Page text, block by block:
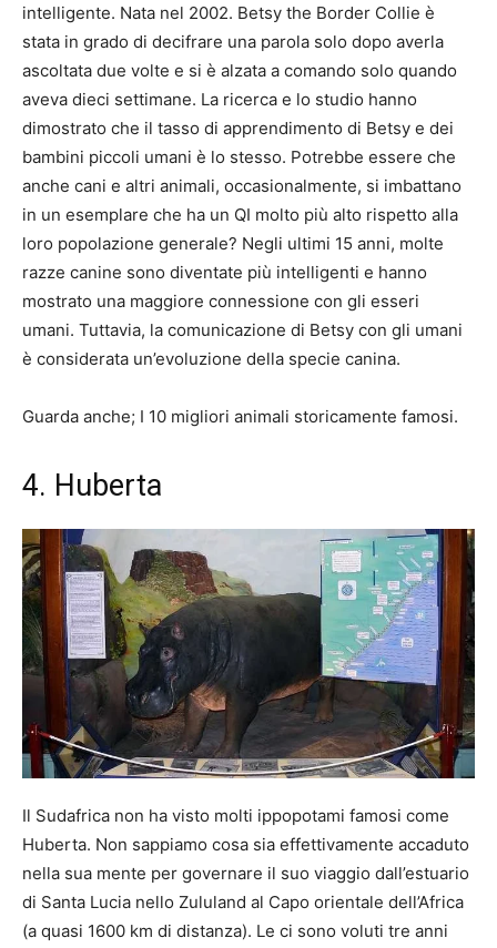
intelligente. Nata nel 2002. Betsy the Border Collie è
stata in grado di decifrare una parola solo dopo averla
ascoltata due volte e si è alzata a comando solo quando
aveva dieci settimane. La ricerca e lo studio hanno
dimostrato che il tasso di apprendimento di Betsy e dei
bambini piccoli umani è lo stesso. Potrebbe essere che
anche cani e altri animali, occasionalmente, si imbattano
in un esemplare che ha un QI molto più alto rispetto alla
loro popolazione generale? Negli ultimi 15 anni, molte
razze canine sono diventate più intelligenti e hanno
mostrato una maggiore connessione con gli esseri
umani. Tuttavia, la comunicazione di Betsy con gli umani
è considerata un’evoluzione della specie canina.
Guarda anche; I 10 migliori animali storicamente famosi.
4. Huberta
Il Sudafrica non ha visto molti ippopotami famosi come
Huberta. Non sappiamo cosa sia effettivamente accaduto
nella sua mente per governare il suo viaggio dall’estuario
di Santa Lucia nello Zululand al Capo orientale dell’Africa
(a quasi 1600 km di distanza). Le ci sono voluti tre anni